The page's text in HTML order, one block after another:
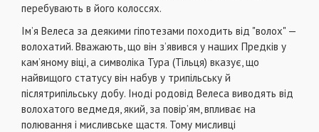
перебувають в його колоссях.
Ім’я Велеса за деякими гіпотезами походить від "волох" —
волохатий. Вважають, що він з’явився у наших Предків у
кам’яному віці, а символіка Тура (Тільця) вказує, що
найвищого статусу він набув у трипільську й
післятрипільську добу. Іноді родовід Велеса виводять від
волохатого ведмедя, який, за повір’ям, впливає на
полювання і мисливське щастя. Тому мисливці